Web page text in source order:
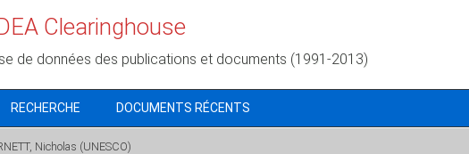
Clearinghouse
de données des publications et documents (1991-2013)
RECHERCHE DOCUMENTS RÉCENTS
Nicholas (UNESCO)